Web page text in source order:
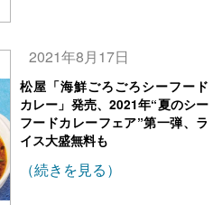
2021年8月17日
松屋「海鮮ごろごろシーフード
カレー」発売、2021年“夏のシー
フードカレーフェア”第一弾、ラ
イス大盛無料も
（続きを見る）